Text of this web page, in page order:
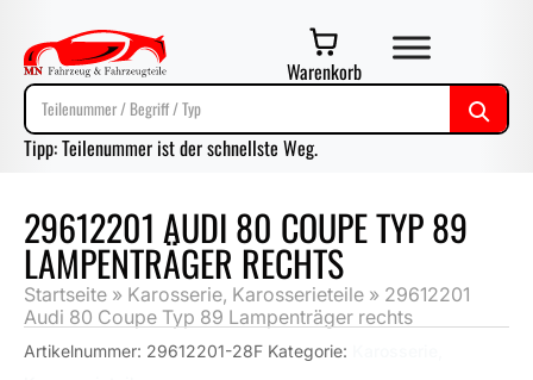
Warenkorb
Tipp: Teilenummer ist der schnellste Weg.
29612201 AUDI 80 COUPE TYP 89
LAMPENTRÄGER RECHTS
Startseite » Karosserie, Karosserieteile » 29612201
Audi 80 Coupe Typ 89 Lampenträger rechts
Artikelnummer: 29612201-28F Kategorie: